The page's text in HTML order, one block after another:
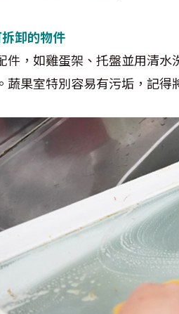
卸的物件
件，如雞蛋架、托盤並用清
蔬果室特別容易有污垢，記得